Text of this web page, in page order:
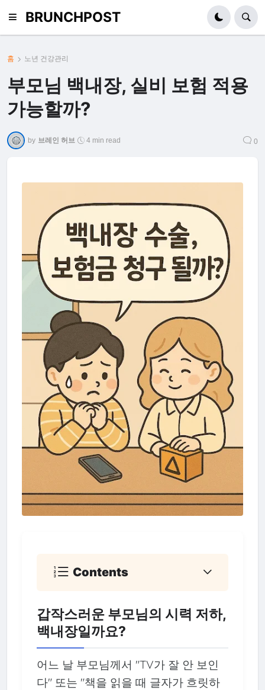
BRUNCHPOST
홈 노년 건강관리
부모님 백내장, 실비 보험 적용
가능할까?
by 브레인 허브 4 min read 0
Contents
갑작스러운 부모님의 시력 저하,
백내장일까요?
어느 날 부모님께서 "TV가 잘 안 보인
다" 또는 "책을 읽을 때 글자가 흐릿하